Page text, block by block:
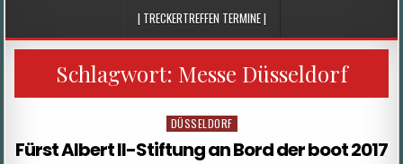
| TRECKERTREFFEN TERMINE |
Schlagwort: Messe Düsseldorf
Posted
in
DÜSSELDORF
Fürst Albert II-Stiftung an Bord der boot 2017